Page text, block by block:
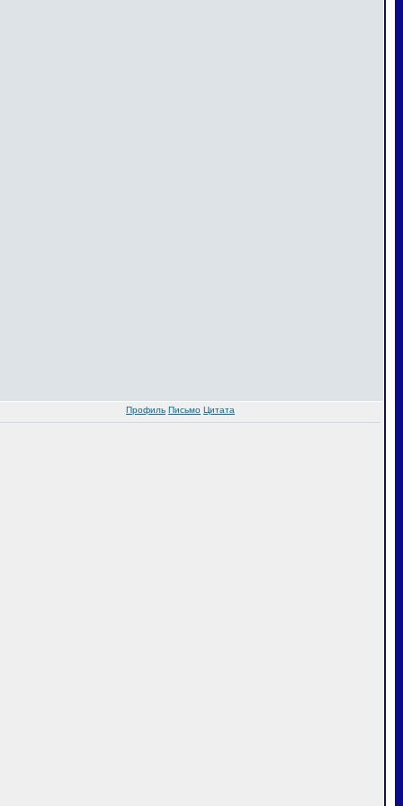
Профиль Письмо Цитата